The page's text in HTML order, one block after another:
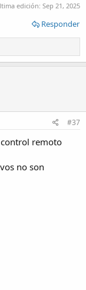
edición: Sep 21, 2025
Responder
#37
remoto
no son